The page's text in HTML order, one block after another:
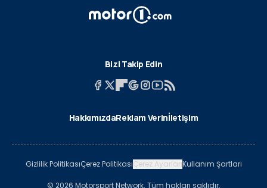
Bizi Takip Edin
HakkımızdaReklam Verinİletişim
Gizlilik PolitikasıÇerez PolitikasıÇerez AyarlarıKullanım Şartları
© 2026 Motorsport Network. Tüm hakları saklıdır.